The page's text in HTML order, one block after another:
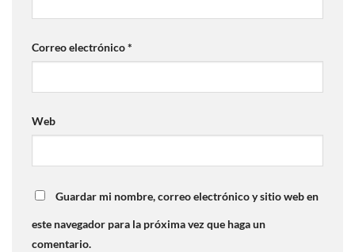
Correo electrónico*
Web
Guardar mi nombre, correo electrónico y sitio web en
este navegador para la próxima vez que haga un
comentario.